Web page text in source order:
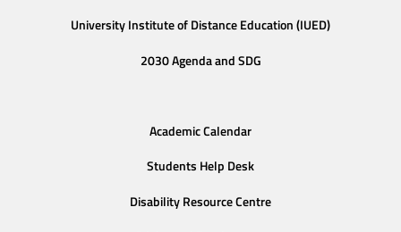
University Institute of Distance Education (IUED)
2030 Agenda and SDG
Academic Calendar
Students Help Desk
Disability Resource Centre